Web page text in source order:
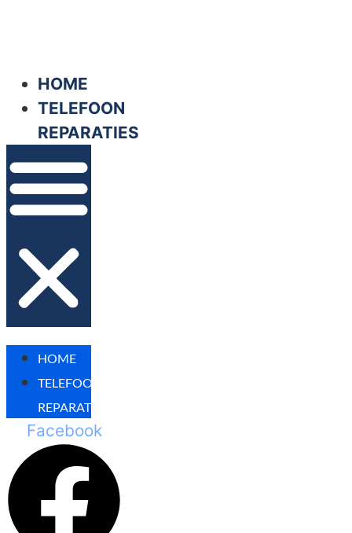
inhoudHOME
TELEFOON
REPARATIES
HOME
TELEFOON
REPARATIES
Facebook